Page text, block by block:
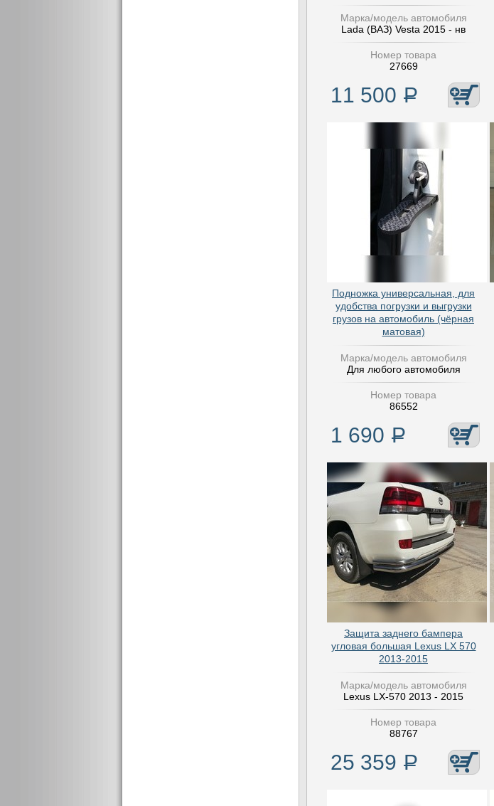
Марка/модель автомобиля
Lada (ВАЗ) Vesta 2015 - нв
Номер товара
27669
11 500 Р
Подножка универсальная, для
удобства погрузки и выгрузки
грузов на автомобиль (чёрная
матовая)
Марка/модель автомобиля
Для любого автомобиля
Номер товара
86552
1 690 Р
Защита заднего бампера
угловая большая Lexus LX 570
2013-2015
Марка/модель автомобиля
Lexus LX-570 2013 - 2015
Номер товара
88767
25 359 Р